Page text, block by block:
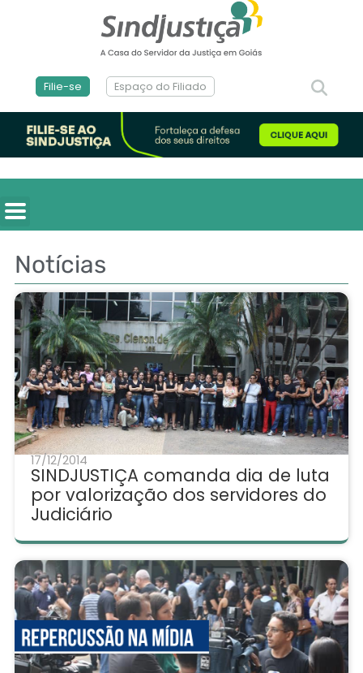
Filie-se Espaço do Filiado
Notícias
17/12/2014
SINDJUSTIÇA comanda dia de luta
por valorização dos servidores do
Judiciário